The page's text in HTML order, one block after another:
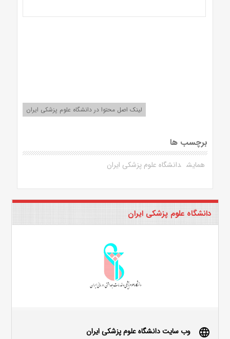
لینک اصل محتوا در دانشگاه علوم پزشکی ایران
برچسب ها
همایش دانشگاه علوم پزشکی ایران
دانشگاه علوم پزشکی ایران
language وب سایت دانشگاه علوم پزشکی ایران